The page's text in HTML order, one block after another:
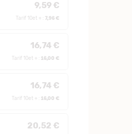
9,59 €
Tarif 10et + : 7,96 €
16,74 €
Tarif 10et + : 16,00 €
16,74 €
Tarif 10et + : 16,00 €
20,52 €